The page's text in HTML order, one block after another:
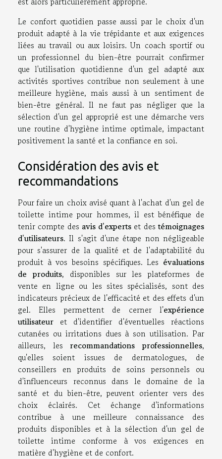
Le confort quotidien passe aussi par le choix d'un
produit adapté à la vie trépidante et aux exigences
liées au travail ou aux loisirs. Un coach sportif ou
un professionnel du bien-être pourrait confirmer
que l'utilisation quotidienne d'un gel adapté aux
activités sportives contribue non seulement à une
meilleure hygiène, mais aussi à un sentiment de
bien-être général. Il ne faut pas négliger que la
sélection d'un gel approprié est une démarche vers
une routine d'hygiène intime optimale, impactant
positivement la santé et la confiance en soi.
Considération des avis et
recommandations
Pour faire un choix avisé quant à l'achat d'un gel de
toilette intime pour hommes, il est bénéfique de
tenir compte des avis d'experts et destémoignages
d'utilisateurs. Il s'agit d'une étape non négligeable
pour s'assurer de la qualité et de l'adaptabilité du
produit à vos besoins spécifiques. Les évaluations
de produits, disponibles sur les plateformes de
vente en ligne ou les sites spécialisés, sont des
indicateurs précieux de l'efficacité et des effets d'un
gel. Elles permettent de cerner l'expérience
utilisateur et d'identifier d'éventuelles réactions
cutanées ou irritations dues à son utilisation. Par
ailleurs, les recommandations professionnelles,
qu'elles soient issues de dermatologues, de
conseillers en produits de soins personnels ou
d'influenceurs reconnus dans le domaine de la
santé et du bien-être, peuvent orienter vers des
choix éclairés. Cet échange d'informations
contribue à une meilleure connaissance des
produits disponibles et à la sélection d'un gel de
toilette intime conforme à vos exigences en
matière d'hygiène et de confort.